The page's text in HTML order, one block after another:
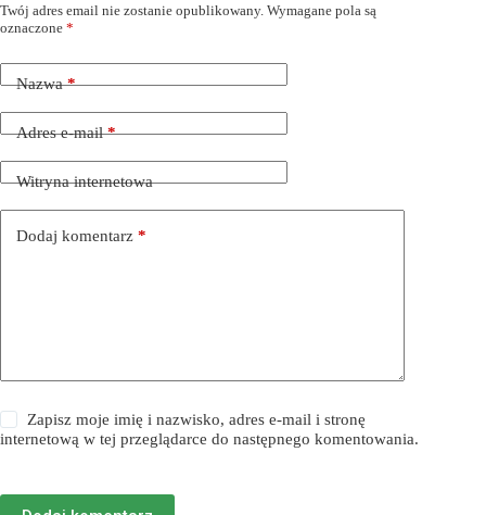
Twój adres email nie zostanie opublikowany. Wymagane pola są
oznaczone *
Nazwa*
Adres e-mail*
Witryna internetowa
Dodaj komentarz *
Zapisz moje imię i nazwisko, adres e-mail i stronę
internetową w tej przeglądarce do następnego komentowania.